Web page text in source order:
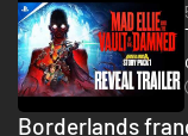
Borderlands